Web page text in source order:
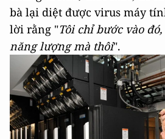
bà lại diệt được virus máy
lời rằng "Tôi chỉ bước vào
năng lượng mà thôi".